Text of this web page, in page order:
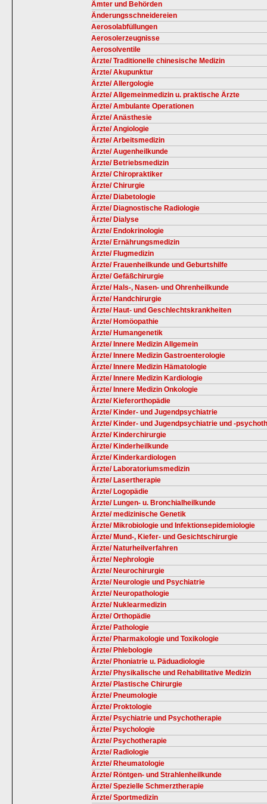
Ämter und Behörden
Änderungsschneidereien
Aerosolabfüllungen
Aerosolerzeugnisse
Aerosolventile
Ärzte/ Traditionelle chinesische Medizin
Ärzte/ Akupunktur
Ärzte/ Allergologie
Ärzte/ Allgemeinmedizin u. praktische Ärzte
Ärzte/ Ambulante Operationen
Ärzte/ Anästhesie
Ärzte/ Angiologie
Ärzte/ Arbeitsmedizin
Ärzte/ Augenheilkunde
Ärzte/ Betriebsmedizin
Ärzte/ Chiropraktiker
Ärzte/ Chirurgie
Ärzte/ Diabetologie
Ärzte/ Diagnostische Radiologie
Ärzte/ Dialyse
Ärzte/ Endokrinologie
Ärzte/ Ernährungsmedizin
Ärzte/ Flugmedizin
Ärzte/ Frauenheilkunde und Geburtshilfe
Ärzte/ Gefäßchirurgie
Ärzte/ Hals-, Nasen- und Ohrenheilkunde
Ärzte/ Handchirurgie
Ärzte/ Haut- und Geschlechtskrankheiten
Ärzte/ Homöopathie
Ärzte/ Humangenetik
Ärzte/ Innere Medizin Allgemein
Ärzte/ Innere Medizin Gastroenterologie
Ärzte/ Innere Medizin Hämatologie
Ärzte/ Innere Medizin Kardiologie
Ärzte/ Innere Medizin Onkologie
Ärzte/ Kieferorthopädie
Ärzte/ Kinder- und Jugendpsychiatrie
Ärzte/ Kinder- und Jugendpsychiatrie und -
Ärzte/ Kinderchirurgie
Ärzte/ Kinderheilkunde
Ärzte/ Kinderkardiologen
Ärzte/ Laboratoriumsmedizin
Ärzte/ Lasertherapie
Ärzte/ Logopädie
Ärzte/ Lungen- u. Bronchialheilkunde
Ärzte/ medizinische Genetik
Ärzte/ Mikrobiologie und Infektionsepidemiologie
Ärzte/ Mund-, Kiefer- und Gesichtschirurgie
Ärzte/ Naturheilverfahren
Ärzte/ Nephrologie
Ärzte/ Neurochirurgie
Ärzte/ Neurologie und Psychiatrie
Ärzte/ Neuropathologie
Ärzte/ Nuklearmedizin
Ärzte/ Orthopädie
Ärzte/ Pathologie
Ärzte/ Pharmakologie und Toxikologie
Ärzte/ Phlebologie
Ärzte/ Phoniatrie u. Päduadiologie
Ärzte/ Physikalische und Rehabilitative Medizin
Ärzte/ Plastische Chirurgie
Ärzte/ Pneumologie
Ärzte/ Proktologie
Ärzte/ Psychiatrie und Psychotherapie
Ärzte/ Psychologie
Ärzte/ Psychotherapie
Ärzte/ Radiologie
Ärzte/ Rheumatologie
Ärzte/ Röntgen- und Strahlenheilkunde
Ärzte/ Spezielle Schmerztherapie
Ärzte/ Sportmedizin